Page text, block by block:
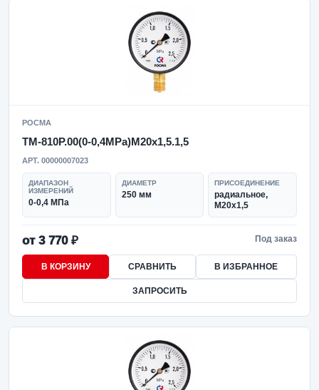
РОСМА
ТМ-810Р.00(0-0,4MPa)M20x1,5.1,5
АРТ. 00000007023
ДИАПАЗОН
ИЗМЕРЕНИЙ
0-0,4 МПа
ДИАМЕТР
250 мм
ПРИСОЕДИНЕНИЕ
радиальное,
M20x1,5
от 3 770 ₽ Под заказ
В КОРЗИНУ СРАВНИТЬ В ИЗБРАННОЕ
ЗАПРОСИТЬ